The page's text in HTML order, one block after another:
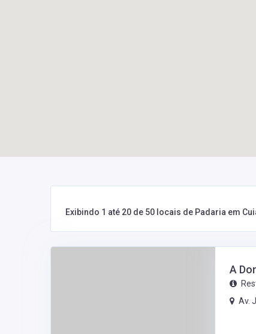
Exibindo 1 até 20 de 50 locais de Padaria em
A
Av.